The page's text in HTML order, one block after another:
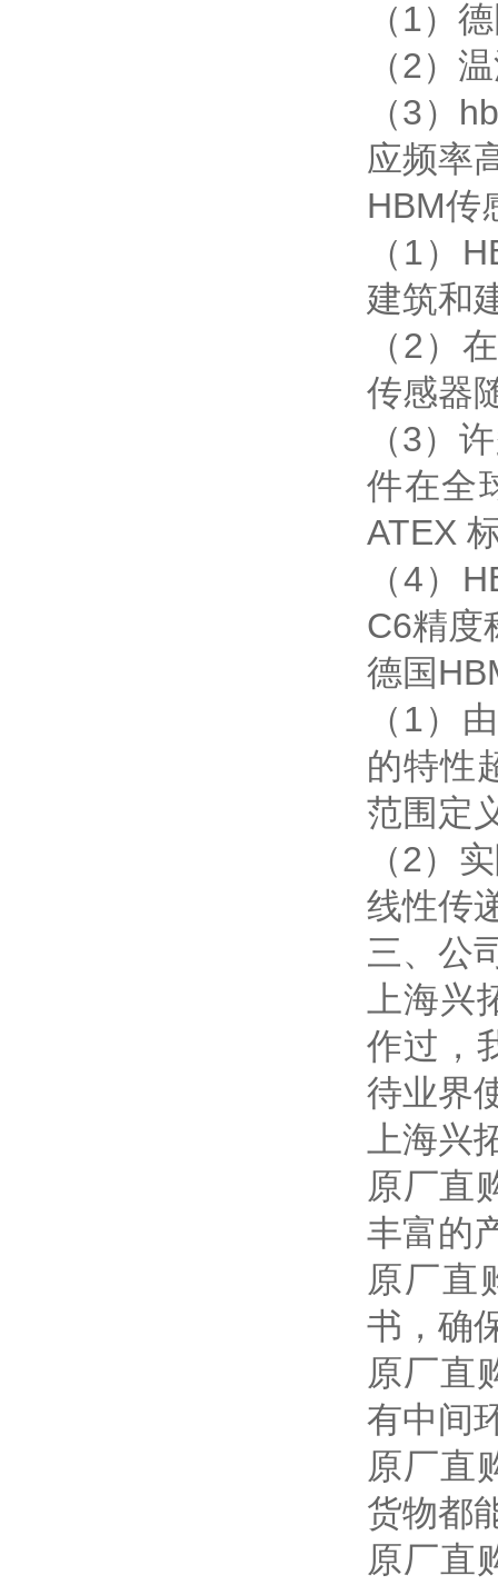
（1）
（2）
（3）
应频率
HBM传
（1）
建筑和
（2）
传感器
（3）
件在全
ATEX
（4）
C6精度
德国
（1）
的特性
范围定
（2）
线性传
三、公
上海
作过，
待业界
上海兴
原厂直
丰富的
原厂直
书，确
原厂直
有中间
原厂直
货物都
原厂直